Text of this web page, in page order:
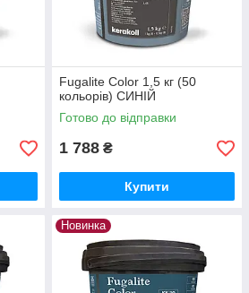
Fugalite Color 1,5 кг (50
кольорів) СИНІЙ
Готово до відправки
1 788 ₴
Купити
Новинка